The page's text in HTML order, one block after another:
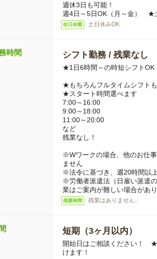
週休3日も可能！
週4日～5日OK（月～金） ★
休日休暇 土日休みOK
時間 シフト勤務 / 残業なし
★1日6時間～の時短シフトOK
★もちろんフルタイムシフト
★スタート時間選べます
7:00～16:00
9:00～18:00
11:00～20:00
など
残業なし！
※Wワークの場合、他のお仕
ません
※法令に基づき、週20時間以
※労働者派遣法（日雇い派遣
業はご案内が難しい場合があ
残業時間 残業はありません。
短期（3ヶ月以内）
開始日はご相談ください！
けます！